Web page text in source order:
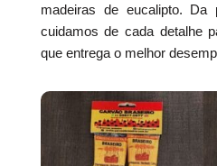
madeiras de eucalipto. Da
cuidamos de cada detalhe
que entrega o melhor